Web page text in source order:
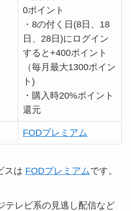
0ポイント
・8の付く日(8日、18
日、28日)にログイン
すると+400ポイント
（毎月最大1300ポイン
ト)
・購入時20%ポイント
還元
FODプレミアム
スは FODプレミアムです。
テレビ系の見逃し配信など